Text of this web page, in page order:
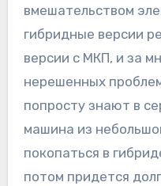
вмешательством
гибридные версии
версии с МКП, и за
нерешенных
попросту знают в
машина из
покопаться в
потом придется